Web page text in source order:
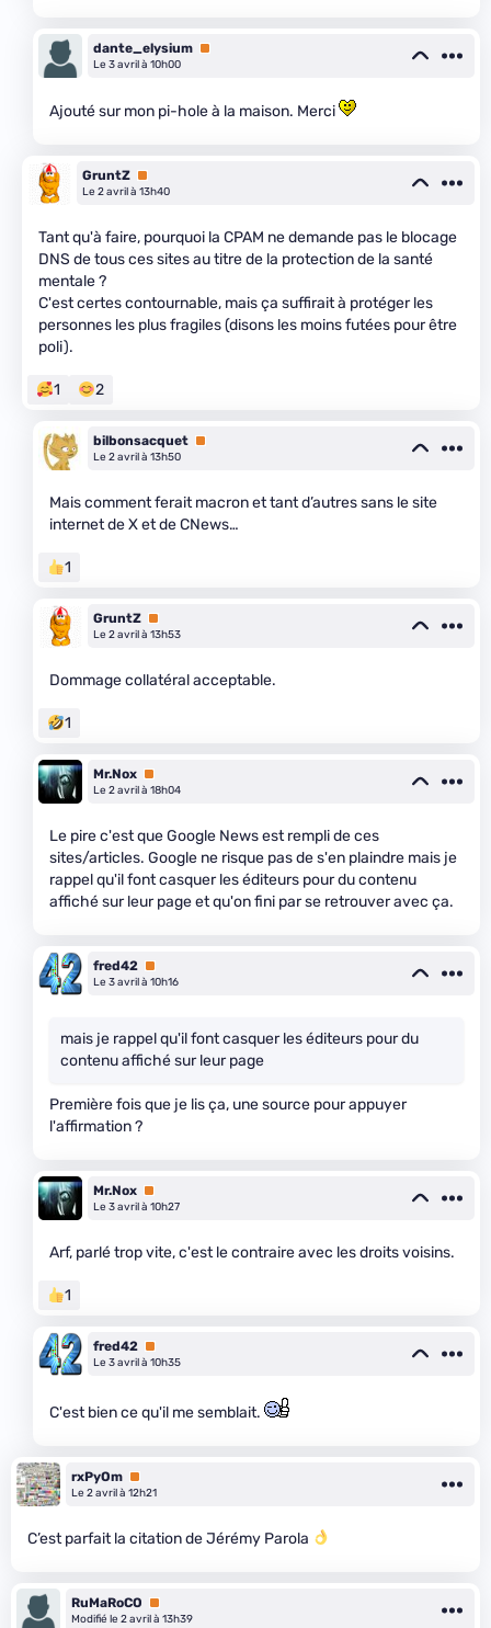
dante_elysium Premium
Le 3 avril à 10h00
Ajouté sur mon pi-hole à la maison. Merci
GruntZ Premium
Le 2 avril à 13h40
Tant qu'à faire, pourquoi la CPAM ne demande pas le blocage
DNS de tous ces sites au titre de la protection de la santé
mentale ?
C'est certes contournable, mais ça suffirait à protéger les
personnes les plus fragiles (disons les moins futées pour être
poli).
1 2
bilbonsacquet Premium
Le 2 avril à 13h50
Mais comment ferait macron et tant d’autres sans le site
internet de X et de CNews…
1
GruntZ Premium
Le 2 avril à 13h53
Dommage collatéral acceptable.
1
Mr.Nox Premium
Le 2 avril à 18h04
Le pire c'est que Google News est rempli de ces
sites/articles. Google ne risque pas de s'en plaindre mais je
rappel qu'il font casquer les éditeurs pour du contenu
affiché sur leur page et qu'on fini par se retrouver avec ça.
fred42 Premium
Le 3 avril à 10h16
mais je rappel qu'il font casquer les éditeurs pour du
contenu affiché sur leur page
Première fois que je lis ça, une source pour appuyer
l'affirmation ?
Mr.Nox Premium
Le 3 avril à 10h27
Arf, parlé trop vite, c'est le contraire avec les droits voisins.
1
fred42 Premium
Le 3 avril à 10h35
C'est bien ce qu'il me semblait.
rxPyOm Premium
Le 2 avril à 12h21
C’est parfait la citation de Jérémy Parola
RuMaRoCO
Premium
Modifié le 2 avril à 13h39